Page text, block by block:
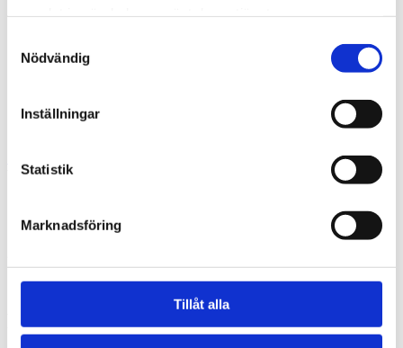
Nödvändig
Inställningar
Statistik
Marknadsföring
Tillåt alla
What are you looking for?
Search
osteraker_3
Footer